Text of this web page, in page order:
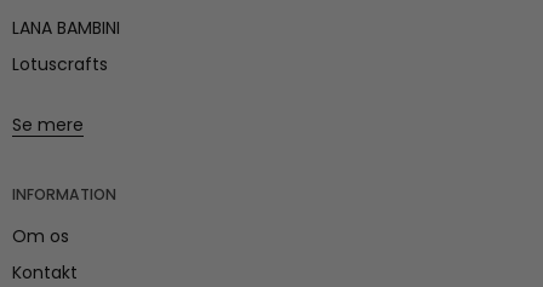
LANA BAMBINI
Lotuscrafts
Se mere
INFORMATION
Om os
Kontakt